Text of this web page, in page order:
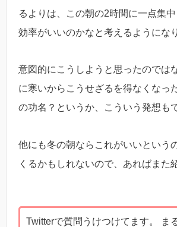
るよりは、この朝の2時間に一点集
効率がいいのかなと考えるようにな
意図的にこうしようと思ったのでは
に寒いからこうせざるを得なくなっ
の功名？というか、こういう発想も
他にも冬の朝ならこれがいいという
くるかもしれないので、あればまた
Twitterで質問うけつけてます。 ま